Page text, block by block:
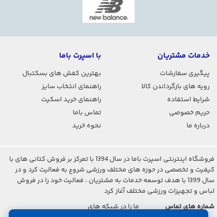
چرا کفش بسکتبال
لبرانLeBron 19خاصه؟
خدمات مشتریان
پیگیری سفارشات
رویه های بازگرداندن کالا
شرایط استفاده
حریم خصوصی
درباره ما
با اسپرت باما
بهترین کفش های بسکتبال
راهنمای انتخاب سایز
راهنمای خرید اسکیت
تماس باما
نحوه خرید
فروشگاه اینترنتی اسپرت باما در سال 1394 با تمرکز بر فروش کتانی های با
کیفیت و تخصصی در حوزه های مختلف ورزشی شروع به فعالیت کرد و در
سال 1399 با هدف توسعه خدمات به مشتریان ، فعالیت خود را در فروش
لباس و تجهیزات ورزشی مختلف آغاز کرد
شماره های تماس
ما را در شبکه های